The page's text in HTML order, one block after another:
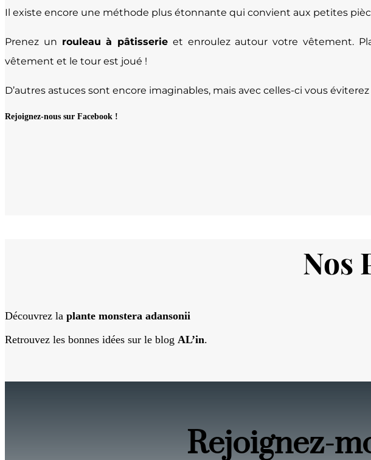
Il existe encore une méthode plus étonnante qui convient aux petites
Prenez un rouleau à pâtisserie et enroulez autour votre vêtement.
vêtement et le tour est joué !
D’autres astuces sont encore imaginables, mais avec celles-ci vous
Rejoignez-nous sur Facebook !
Nos
Découvrez la plante monstera adansonii
Retrouvez les bonnes idées sur le blog AL’in.
Rejoignez-